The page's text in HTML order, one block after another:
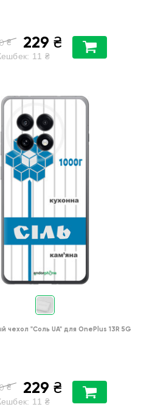
₴ 229 ₴
11 ₴
чехол "Соль UA" для OnePlus 13R 5G
₴ 229 ₴
11 ₴